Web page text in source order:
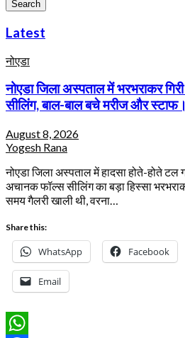
Search
Latest
नोएडा
नोएडा जिला अस्पताल में भरभराकर
सीलिंग, बाल-बाल बचे मरीज और स्टाफ।
August 8, 2026
Yogesh Rana
नोएडा जिला अस्पताल में हादसा होते-होते
अचानक फॉल्स सीलिंग का बड़ा हिस्सा
समय गैलरी खाली थी, वरना…
Share this:
WhatsApp Facebook
Email